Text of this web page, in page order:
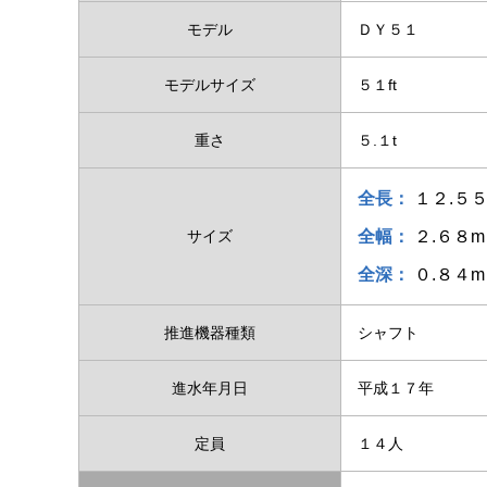
モデル ＤＹ５１
モデルサイズ ５１ft
重さ ５.１t
サイズ
全長： １２.５
全幅： ２.６８m
全深： ０.８４m
推進機器種類 シャフト
進水年月日 平成１７年
定員 １４人